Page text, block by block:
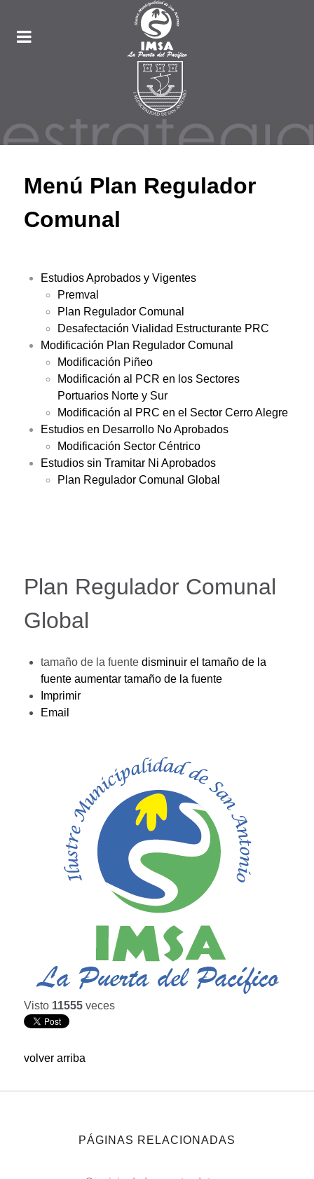
Menú Plan Regulador
Comunal
Estudios Aprobados y Vigentes
Premval
Plan Regulador Comunal
Desafectación Vialidad Estructurante PRC
Modificación Plan Regulador Comunal
Modificación Piñeo
Modificación al PCR en los Sectores
Portuarios Norte y Sur
Modificación al PRC en el Sector Cerro Alegre
Estudios en Desarrollo No Aprobados
Modificación Sector Céntrico
Estudios sin Tramitar Ni Aprobados
Plan Regulador Comunal Global
Plan Regulador Comunal
Global
tamaño de la fuente disminuir el tamaño de la
fuente aumentar tamaño de la fuente
Imprimir
Email
Visto 11555 veces
volver arriba
PÁGINAS RELACIONADAS